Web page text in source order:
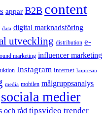
appar B2B content
data digital marknadsföring
utveckling distribution e-
marketing influencer marketing
Instagram internet köpresan
media mobilen målgruppsanalys
sociala medier
och råd tipsvideo trender